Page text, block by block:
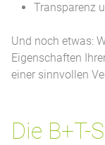
Transparenz
Und noch etwas:
Eigenschaften
einer sinnvollen
Die B+T-